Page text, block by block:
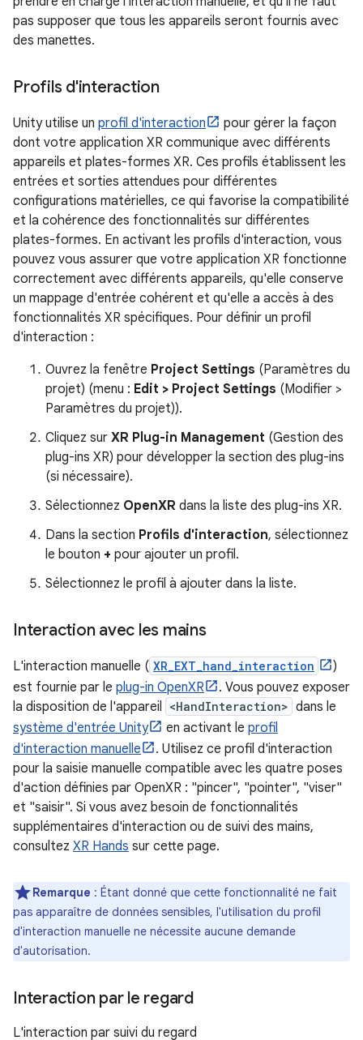
pas supposer que tous les appareils seront fournis avec
des manettes.
Profils d'interaction
Unity utilise un profil d'interaction
pour gérer la façon
dont votre application XR communique avec différents
appareils et plates-formes XR. Ces profils établissent les
entrées et sorties attendues pour différentes
configurations matérielles, ce qui favorise la compatibilité
et la cohérence des fonctionnalités sur différentes
plates-formes. En activant les profils d'interaction, vous
pouvez vous assurer que votre application XR fonctionne
correctement avec différents appareils, qu'elle conserve
un mappage d'entrée cohérent et qu'elle a accès à des
fonctionnalités XR spécifiques. Pour définir un profil
d'interaction :
Ouvrez la fenêtre Project Settings (Paramètres du
projet) (menu : Edit > Project Settings (Modifier >
Paramètres du projet)).
Cliquez sur XR Plug-in Management (Gestion des
plug-ins XR) pour développer la section des plug-ins
(si nécessaire).
Sélectionnez OpenXR dans la liste des plug-ins XR.
Dans la section Profils d'interaction, sélectionnez
le bouton + pour ajouter un profil.
Sélectionnez le profil à ajouter dans la liste.
Interaction avec les mains
L'interaction manuelle ( XR_EXT_hand_interaction
)
est fournie par le plug-in OpenXR
. Vous pouvez exposer
la disposition de l'appareil
<HandInteraction> dans le
système d'entrée Unity
en activant le profil
d'interaction manuelle
. Utilisez ce profil d'interaction
pour la saisie manuelle compatible avec les quatre poses
d'action définies par OpenXR : "pincer", "pointer", "viser"
et "saisir". Si vous avez besoin de fonctionnalités
supplémentaires d'interaction ou de suivi des mains,
consultez XR Hands sur cette page.
Remarque : Étant donné que cette fonctionnalité ne fait
pas apparaître de données sensibles, l'utilisation du profil
d'interaction manuelle ne nécessite aucune demande
d'autorisation.
Interaction par le regard
L'interaction par suivi du regard